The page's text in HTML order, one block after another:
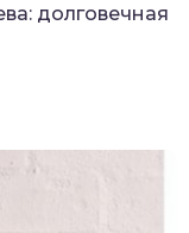
долговечная